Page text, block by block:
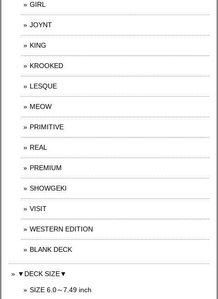
GIRL
JOYNT
KING
KROOKED
LESQUE
MEOW
PRIMITIVE
REAL
PREMIUM
SHOWGEKI
VISIT
WESTERN EDITION
BLANK DECK
▼DECK SIZE▼
SIZE 6.0～7.49 inch